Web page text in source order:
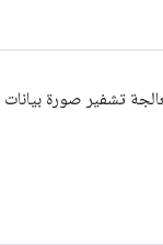
تشفير صورة